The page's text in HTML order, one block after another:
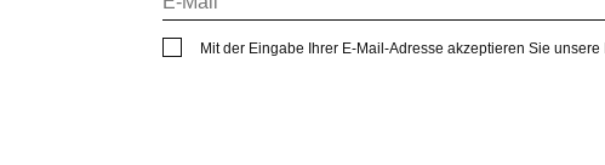
Mit der Eingabe Ihrer E-Mail-Adresse akzeptieren Sie unsere